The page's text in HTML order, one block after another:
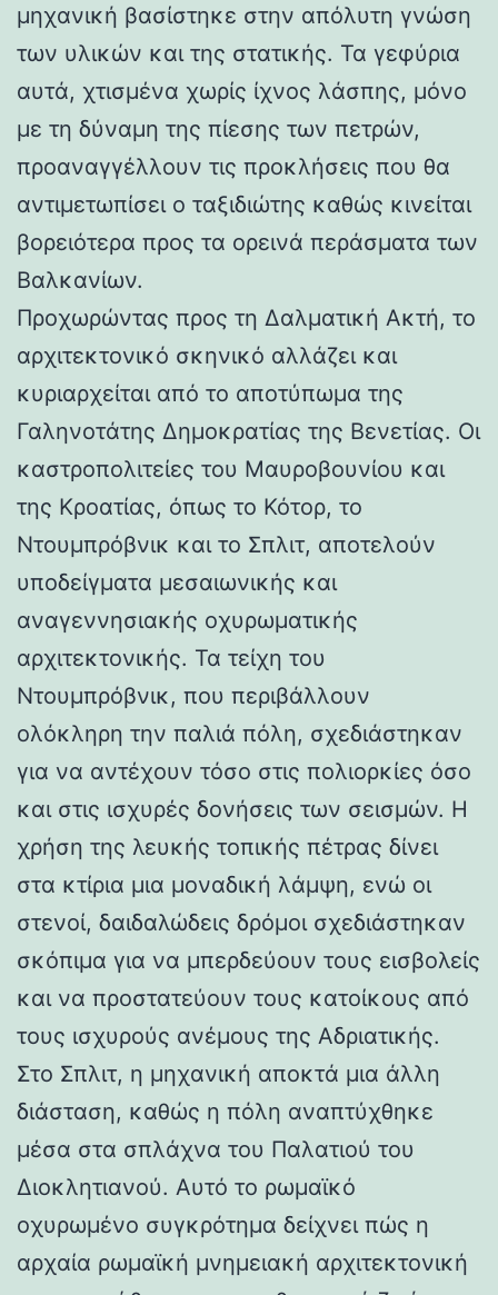
μηχανική βασίστηκε στην απόλυτη γνώση
των υλικών και της στατικής. Τα γεφύρια
αυτά, χτισμένα χωρίς ίχνος λάσπης, μόνο
με τη δύναμη της πίεσης των πετρών,
προαναγγέλλουν τις προκλήσεις που θα
αντιμετωπίσει ο ταξιδιώτης καθώς κινείται
βορειότερα προς τα ορεινά περάσματα των
Βαλκανίων.
Προχωρώντας προς τη Δαλματική Ακτή, το
αρχιτεκτονικό σκηνικό αλλάζει και
κυριαρχείται από το αποτύπωμα της
Γαληνοτάτης Δημοκρατίας της Βενετίας. Οι
καστροπολιτείες του Μαυροβουνίου και
της Κροατίας, όπως το Κότορ, το
Ντουμπρόβνικ και το Σπλιτ, αποτελούν
υποδείγματα μεσαιωνικής και
αναγεννησιακής οχυρωματικής
αρχιτεκτονικής. Τα τείχη του
Ντουμπρόβνικ, που περιβάλλουν
ολόκληρη την παλιά πόλη, σχεδιάστηκαν
για να αντέχουν τόσο στις πολιορκίες όσο
και στις ισχυρές δονήσεις των σεισμών. Η
χρήση της λευκής τοπικής πέτρας δίνει
στα κτίρια μια μοναδική λάμψη, ενώ οι
στενοί, δαιδαλώδεις δρόμοι σχεδιάστηκαν
σκόπιμα για να μπερδεύουν τους εισβολείς
και να προστατεύουν τους κατοίκους από
τους ισχυρούς ανέμους της Αδριατικής.
Στο Σπλιτ, η μηχανική αποκτά μια άλλη
διάσταση, καθώς η πόλη αναπτύχθηκε
μέσα στα σπλάχνα του Παλατιού του
Διοκλητιανού. Αυτό το ρωμαϊκό
οχυρωμένο συγκρότημα δείχνει πώς η
αρχαία ρωμαϊκή μνημειακή αρχιτεκτονική